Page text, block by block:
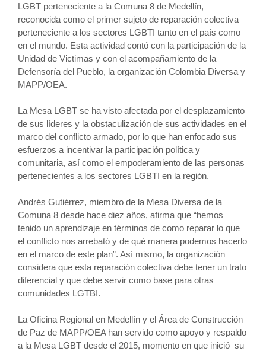
LGBT perteneciente a la Comuna 8 de Medellín,
reconocida como el primer sujeto de reparación colectiva
perteneciente a los sectores LGBTI tanto en el país como
en el mundo. Esta actividad contó con la participación de la
Unidad de Victimas y con el acompañamiento de la
Defensoría del Pueblo, la organización Colombia Diversa y
MAPP/OEA.
La Mesa LGBT se ha visto afectada por el desplazamiento
de sus líderes y la obstaculización de sus actividades en el
marco del conflicto armado, por lo que han enfocado sus
esfuerzos a incentivar la participación política y
comunitaria, así como el empoderamiento de las personas
pertenecientes a los sectores LGBTI en la región.
Andrés Gutiérrez, miembro de la Mesa Diversa de la
Comuna 8 desde hace diez años, afirma que “hemos
tenido un aprendizaje en términos de como reparar lo que
el conflicto nos arrebató y de qué manera podemos hacerlo
en el marco de este plan”. Así mismo, la organización
considera que esta reparación colectiva debe tener un trato
diferencial y que debe servir como base para otras
comunidades LGTBI.
La Oficina Regional en Medellín y el Área de Construcción
de Paz de MAPP/OEA han servido como apoyo y respaldo
a la Mesa LGBT desde el 2015, momento en que inició su